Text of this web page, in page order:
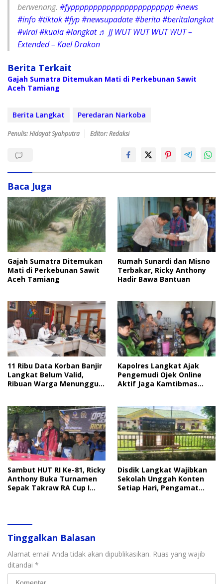
berwenang. #fyppppppppppppppppppppppp#news
#info#tiktok#fyp#newsupadate#berita#beritalangkat
#viral#kuala#langkat ♬ JJ WUT WUT WUT WUT –
Extended – Kael Drakon
Berita Terkait
Gajah Sumatra Ditemukan Mati di Perkebunan Sawit
Aceh Tamiang
Berita Langkat Peredaran Narkoba
Penulis: Hidayat Syahputra Editor: Redaksi
Baca Juga
Gajah Sumatra Ditemukan
Mati di Perkebunan Sawit
Aceh Tamiang
Rumah Sunardi dan Misno
Terbakar, Ricky Anthony
Hadir Bawa Bantuan
11 Ribu Data Korban Banjir
Langkat Belum Valid,
Ribuan Warga Menunggu
Kapolres Langkat Ajak
Pengemudi Ojek Online
Aktif Jaga Kamtibmas
Sambut HUT RI Ke-81, Ricky
Anthony Buka Turnamen
Sepak Takraw RA Cup I
Disdik Langkat Wajibkan
Sekolah Unggah Konten
Setiap Hari, Pengamat
Tinggalkan Balasan
Alamat email Anda tidak akan dipublikasikan. Ruas yang wajib
ditandai *